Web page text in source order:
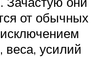
от обычных
усилий